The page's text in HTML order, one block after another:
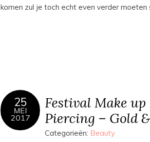
komen zul je toch echt even verder moeten
25
MEI
2017
Festival Make
Piercing – Gold
Categorieën: Beauty